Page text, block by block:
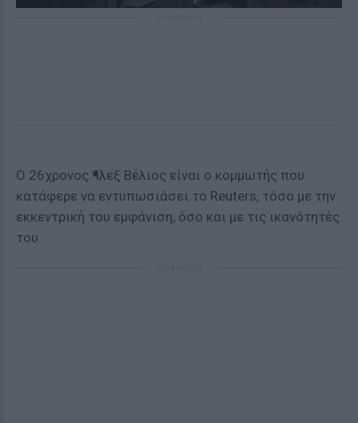
Ο 26χρονος ¶λεξ Βέλιος είναι ο κομμωτής που
κατάφερε να εντυπωσιάσει το Reuters, τόσο με την
εκκεντρική του εμφάνιση, όσο και με τις ικανότητές
του.